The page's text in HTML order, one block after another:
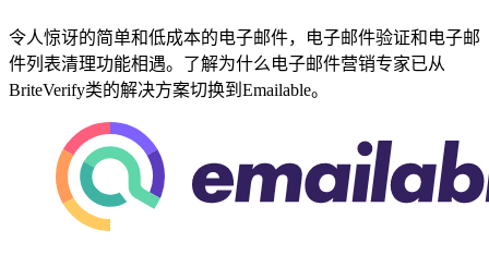
令人惊讶的简单和低成本的电子邮件，电子邮件验证和电子邮
件列表清理功能相遇。了解为什么电子邮件营销专家已从
BriteVerify类的解决方案切换到Emailable。